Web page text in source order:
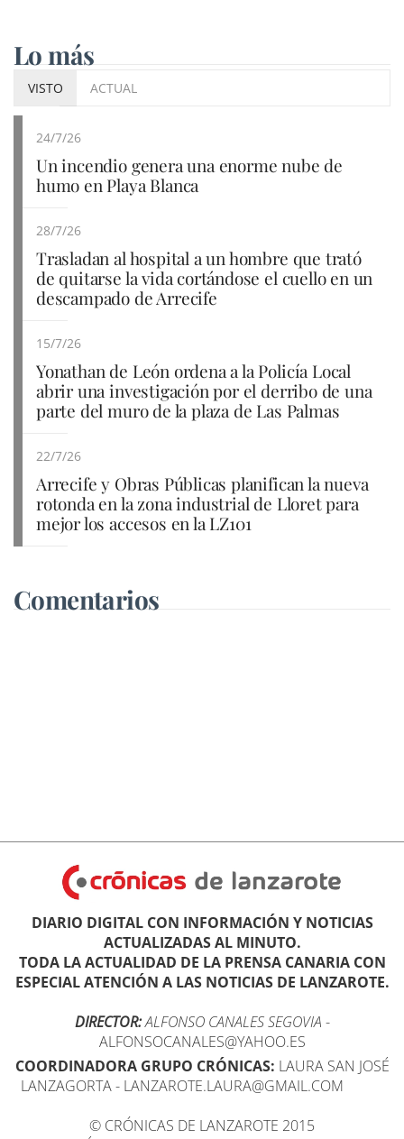
Lo más
VISTO ACTUAL
24/7/26
Un incendio genera una enorme nube de
humo en Playa Blanca
28/7/26
Trasladan al hospital a un hombre que trató
de quitarse la vida cortándose el cuello en un
descampado de Arrecife
15/7/26
Yonathan de León ordena a la Policía Local
abrir una investigación por el derribo de una
parte del muro de la plaza de Las Palmas
22/7/26
Arrecife y Obras Públicas planifican la nueva
rotonda en la zona industrial de Lloret para
mejor los accesos en la LZ101
Comentarios
DIARIO DIGITAL CON INFORMACIÓN Y NOTICIAS
ACTUALIZADAS AL MINUTO.
TODA LA ACTUALIDAD DE LA PRENSA CANARIA CON
ESPECIAL ATENCIÓN A LAS NOTICIAS DE LANZAROTE.
DIRECTOR:ALFONSO CANALES SEGOVIA -
ALFONSOCANALES@YAHOO.ES
COORDINADORA GRUPO CRÓNICAS: LAURA SAN JOSÉ
LANZAGORTA - LANZAROTE.LAURA@GMAIL.COM
© CRÓNICAS DE LANZAROTE 2015